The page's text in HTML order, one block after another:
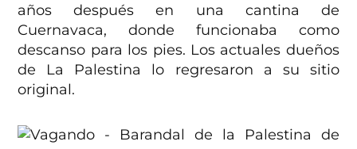
años después en una cantina de
Cuernavaca, donde funcionaba como
descanso para los pies. Los actuales dueños
de La Palestina lo regresaron a su sitio
original.